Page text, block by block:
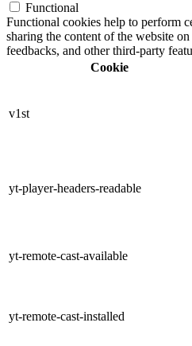
Functional
Functional cookies help to perform
sharing the content of the website
feedbacks, and other third-party
Cookie
v1st
yt-player-headers-readable
yt-remote-cast-available
yt-remote-cast-installed